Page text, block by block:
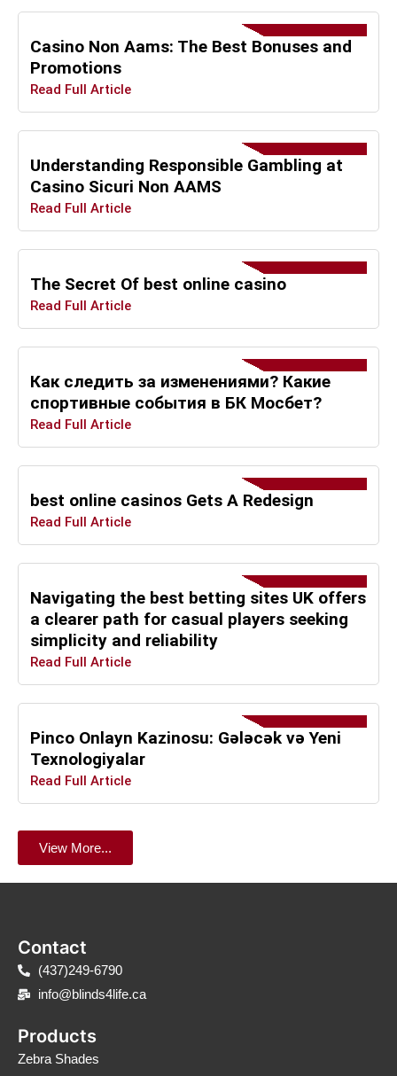
View More...
Casino Non Aams: The Best Bonuses and
Promotions
Read Full Article
Understanding Responsible Gambling at
Casino Sicuri Non AAMS
Read Full Article
The Secret Of best online casino
Read Full Article
Как следить за изменениями? Какие
спортивные события в БК Мосбет?
Read Full Article
best online casinos Gets A Redesign
Read Full Article
Navigating the best betting sites UK offers
a clearer path for casual players seeking
simplicity and reliability
Read Full Article
Pinco Onlayn Kazinosu: Gələcək və Yeni
Texnologiyalar
Read Full Article
Contact
(437)249-6790
info@blinds4life.ca
Products
Zebra Shades